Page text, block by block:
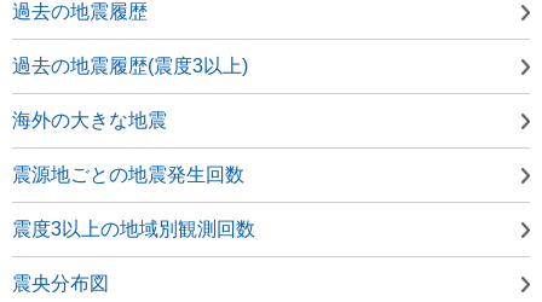
過去の地震履歴
過去の地震履歴(震度3以上)
海外の大きな地震
震源地ごとの地震発生回数
震度3以上の地域別観測回数
震央分布図